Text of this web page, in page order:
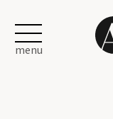
menu